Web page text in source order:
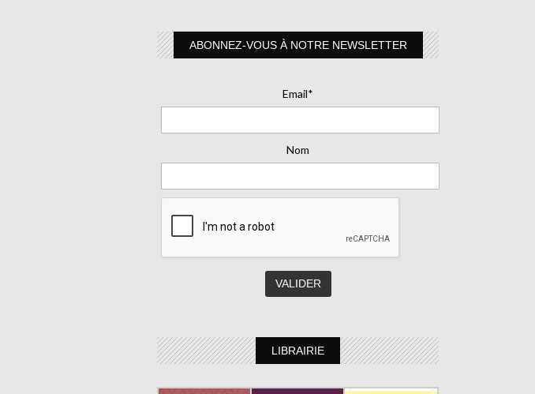
ABONNEZ-VOUS À NOTRE NEWSLETTER
Email*
Nom
LIBRAIRIE